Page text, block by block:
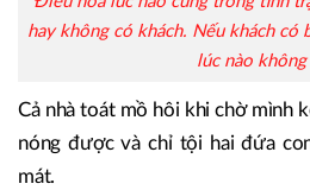
hay không có khách. Nếu khách có
lúc nào không
Cả nhà toát mồ hôi khi chờ mình
nóng được và chỉ tội hai đứa
mát.